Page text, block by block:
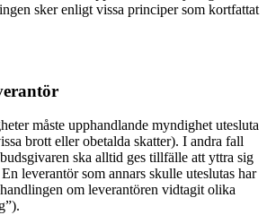
sker enligt vissa principer som kortfattat
måste upphandlande myndighet utesluta
brott eller obetalda skatter). I andra fall
ska alltid ges tillfälle att yttra sig
leverantör som annars skulle uteslutas har
om leverantören vidtagit olika